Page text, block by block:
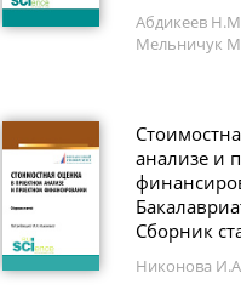
Абдикеев
Мельничук
анализе и
Сборник
Никонова